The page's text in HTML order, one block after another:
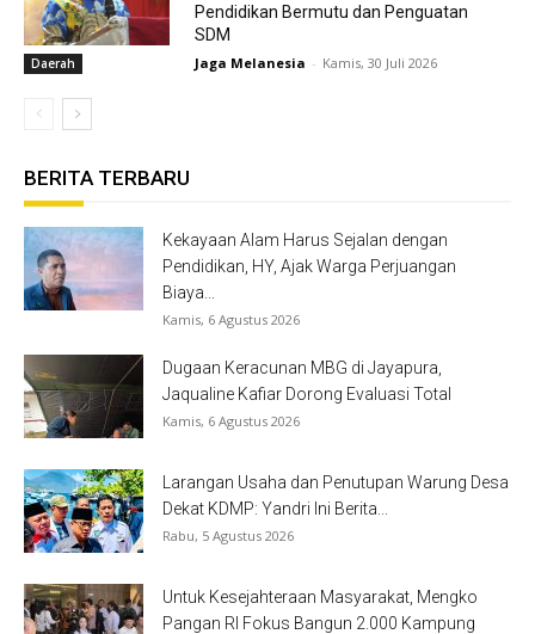
Daerah
Pendidikan Bermutu dan Penguatan
SDM
Jaga Melanesia - Kamis, 30 Juli 2026
BERITA TERBARU
Kekayaan Alam Harus Sejalan dengan
Pendidikan, HY, Ajak Warga Perjuangan
Biaya...
Kamis, 6 Agustus 2026
Dugaan Keracunan MBG di Jayapura,
Jaqualine Kafiar Dorong Evaluasi Total
Kamis, 6 Agustus 2026
Larangan Usaha dan Penutupan Warung Desa
Dekat KDMP: Yandri Ini Berita...
Rabu, 5 Agustus 2026
Untuk Kesejahteraan Masyarakat, Mengko
Pangan RI Fokus Bangun 2.000 Kampung